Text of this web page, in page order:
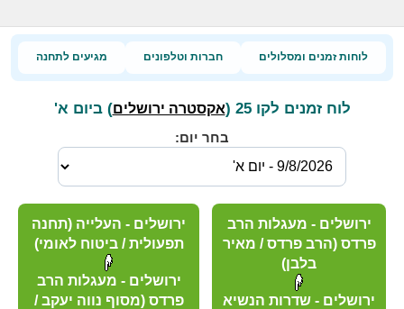
לוחות זמנים ומסלולים חברות וטלפונים מגיעים לתחנה
לוח זמנים לקו 25 ( אקסטרה ירושלים) ביום א'
בחר יום:
ירושלים - מעגלות הרב
פרדס (הרב פרדס / מאיר
בלבן)
ירושלים - שדרות הנשיא
ירושלים - העלייה (תחנה
תפעולית / ביטוח לאומי)
ירושלים - מעגלות הרב
פרדס (מסוף נווה יעקב /